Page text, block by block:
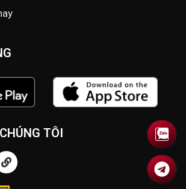
TÔI